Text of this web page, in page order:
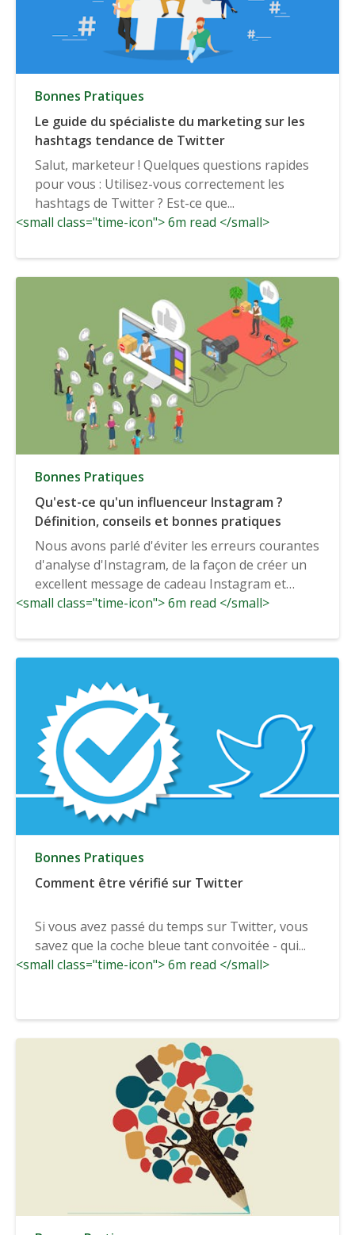
Bonnes Pratiques
Le guide du spécialiste du marketing sur les
hashtags tendance de Twitter
Salut, marketeur ! Quelques questions rapides
pour vous : Utilisez-vous correctement les
hashtags de Twitter ? Est-ce que...
<small class="time-icon"> 6m read </small>
Bonnes Pratiques
Qu'est-ce qu'un influenceur Instagram ?
Définition, conseils et bonnes pratiques
Nous avons parlé d'éviter les erreurs courantes
d'analyse d'Instagram, de la façon de créer un
excellent message de cadeau Instagram et
d'utiliser des...
<small class="time-icon"> 6m read </small>
Bonnes Pratiques
Comment être vérifié sur Twitter
Si vous avez passé du temps sur Twitter, vous
savez que la coche bleue tant convoitée - qui...
<small class="time-icon"> 6m read </small>